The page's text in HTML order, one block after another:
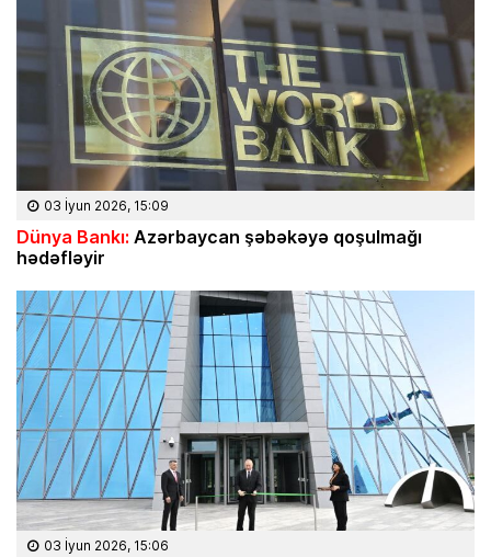
03 İyun 2026, 15:09
Dünya Bankı: Azərbaycan şəbəkəyə qoşulmağı
hədəfləyir
03 İyun 2026, 15:06